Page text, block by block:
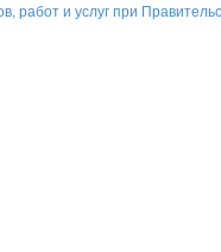
работ и услуг при